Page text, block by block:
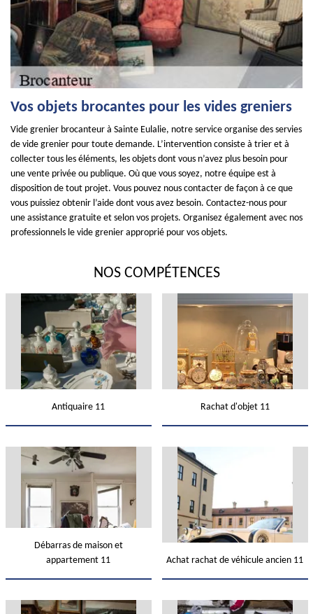
Vos objets brocantes pour les vides greniers
Vide grenier brocanteur à Sainte Eulalie, notre service organise des servies
de vide grenier pour toute demande. L’intervention consiste à trier et à
collecter tous les éléments, les objets dont vous n’avez plus besoin pour
une vente privée ou publique. Où que vous soyez, notre équipe est à
disposition de tout projet. Vous pouvez nous contacter de façon à ce que
vous puissiez obtenir l’aide dont vous avez besoin. Contactez-nous pour
une assistance gratuite et selon vos projets. Organisez également avec nos
professionnels le vide grenier approprié pour vos objets.
NOS COMPÉTENCES
Antiquaire 11 Rachat d'objet 11
Débarras de maison et
appartement 11
Achat rachat de véhicule ancien 11